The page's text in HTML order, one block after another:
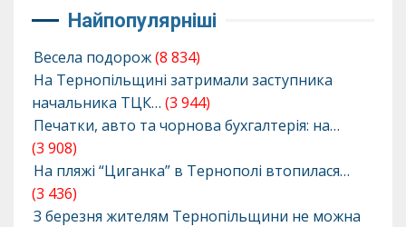
Найпопулярніші
Весела подорож(8 834)
На Тернопільщині затримали заступника
начальника ТЦК… (3 944)
Печатки, авто та чорнова бухгалтерія: на…
(3 908)
На пляжі “Циганка” в Тернополі втопилася…
(3 436)
З березня жителям Тернопільщини не можна